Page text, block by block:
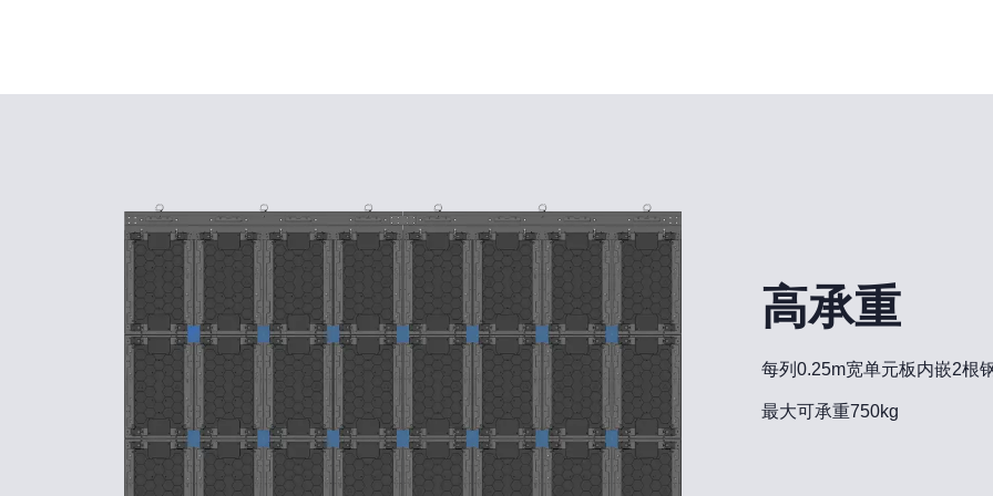
高承重
每列0.25m宽单元板内嵌2根
最大可承重750kg